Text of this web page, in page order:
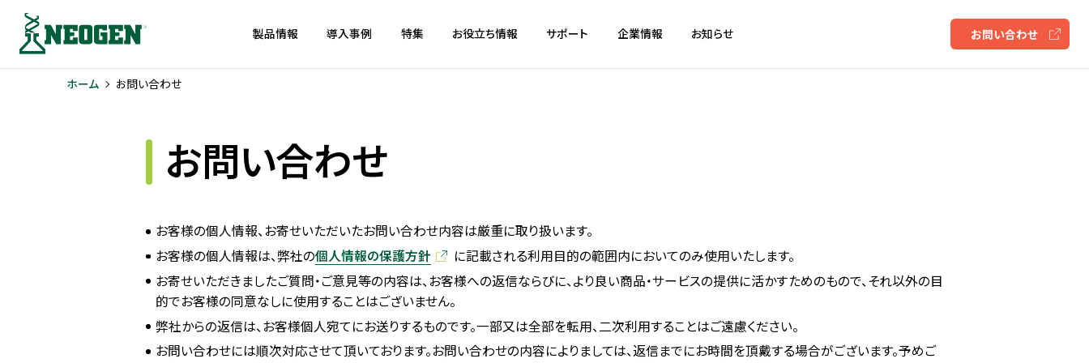
製品情報 導入事例 特集 お役立ち情報 サポート 企業情報 お知らせ お問い合わせ
ホーム お問い合わせ
お問い合わせ
お客様の個人情報、お寄せいただいたお問い合わせ内容は厳重に取り扱います。
お客様の個人情報は、弊社の個人情報の保護方針
に記載される利用目的の範囲内においてのみ使用いたします。
お寄せいただきましたご質問・ご意見等の内容は、お客様への返信ならびに、より良い商品・サービスの提供に活かすためのもので、それ以外の目
的でお客様の同意なしに使用することはございません。
弊社からの返信は、お客様個人宛てにお送りするものです。一部又は全部を転用、二次利用することはご遠慮ください。
お問い合わせには順次対応させて頂いております。お問い合わせの内容によりましては、返信までにお時間を頂戴する場合がございます。予めご